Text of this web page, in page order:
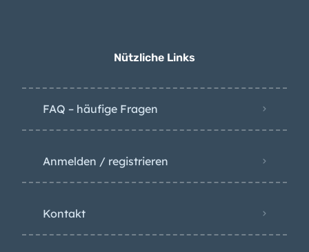
Nützliche Links
FAQ – häufige Fragen
Anmelden / registrieren
Kontakt